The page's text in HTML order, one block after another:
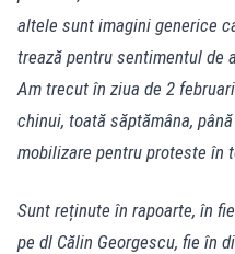
altele sunt imagini generice
trează pentru sentimentul de
Am trecut în ziua de 2
chinui, toată săptămâna,
mobilizare pentru proteste în
Sunt reținute în rapoarte, în
pe dl Călin Georgescu, fie în